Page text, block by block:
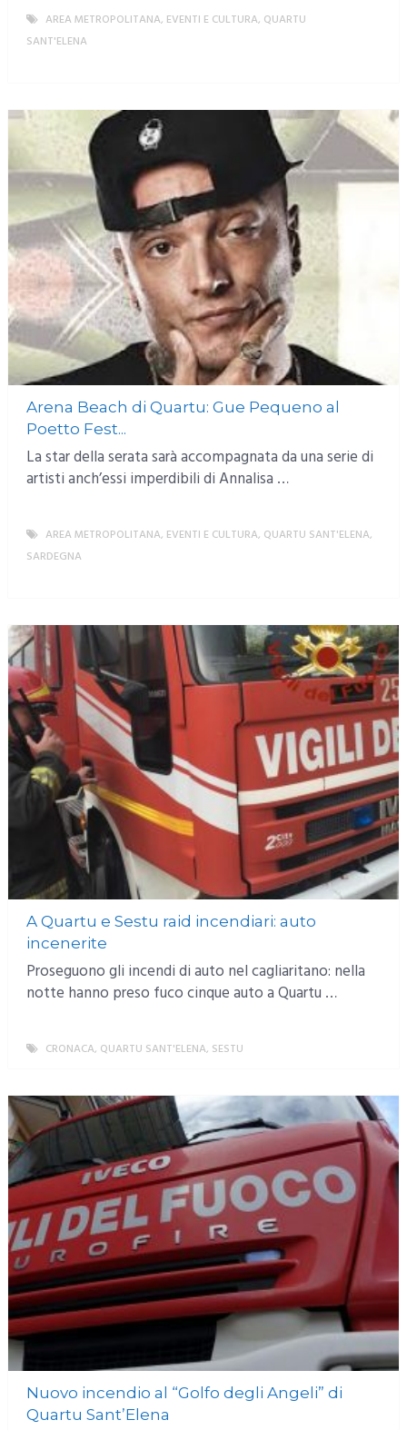
AREA METROPOLITANA, EVENTI E CULTURA, QUARTU
SANT'ELENA
Arena Beach di Quartu: Gue Pequeno al
Poetto Fest...
La star della serata sarà accompagnata da una serie di
artisti anch’essi imperdibili di Annalisa …
AREA METROPOLITANA, EVENTI E CULTURA, QUARTU SANT'ELENA,
SARDEGNA
A Quartu e Sestu raid incendiari: auto
incenerite
Proseguono gli incendi di auto nel cagliaritano: nella
notte hanno preso fuco cinque auto a Quartu …
CRONACA, QUARTU SANT'ELENA, SESTU
Nuovo incendio al “Golfo degli Angeli” di
Quartu Sant’Elena